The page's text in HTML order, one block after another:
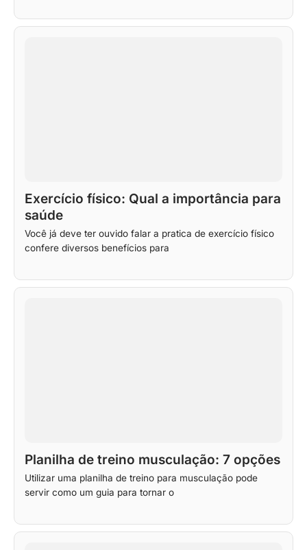
Exercício físico: Qual a importância para
saúde
Você já deve ter ouvido falar a pratica de exercício físico
confere diversos benefícios para
Planilha de treino musculação: 7 opções
Utilizar uma planilha de treino para musculação pode
servir como um guia para tornar o